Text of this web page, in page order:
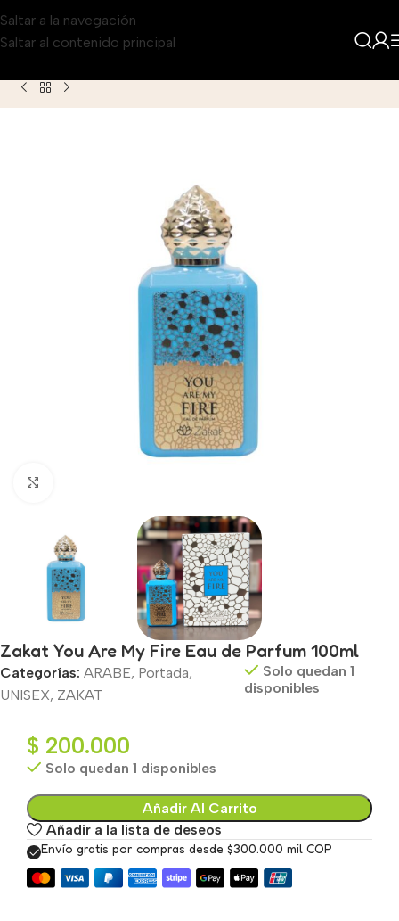
Saltar a la navegación
Saltar al contenido principal
Zakat You Are My Fire Eau de Parfum 100ml
Categorías: ARABE, Portada,
UNISEX, ZAKAT
Solo quedan 1
disponibles
$ 200.000
Solo quedan 1 disponibles
Añadir Al Carrito
Añadir a la lista de deseos
Envío gratis por compras desde $300.000 mil COP